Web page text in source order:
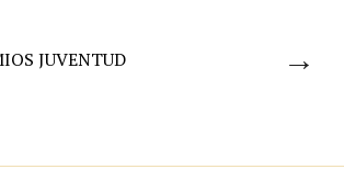
→
JUVENTUD